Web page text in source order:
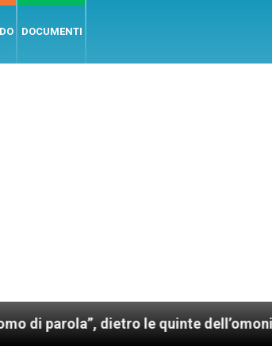
DOCUMENTI
dietro le quinte dell’omonimo film di